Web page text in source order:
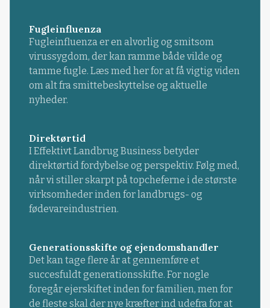
Fugleinfluenza
Fugleinfluenza er en alvorlig og smitsom
virussygdom, der kan ramme både vilde og
tamme fugle. Læs med her for at få vigtig viden
om alt fra smittebeskyttelse og aktuelle
nyheder.
Direktørtid
I Effektivt Landbrug Business betyder
direktørtid fordybelse og perspektiv. Følg med,
når vi stiller skarpt på topcheferne i de største
virksomheder inden for landbrugs- og
fødevareindustrien.
Generationsskifte og ejendomshandler
Det kan tage flere år at gennemføre et
succesfuldt generationsskifte. For nogle
foregår ejerskiftet inden for familien, men for
de fleste skal der nye kræfter ind udefra for at